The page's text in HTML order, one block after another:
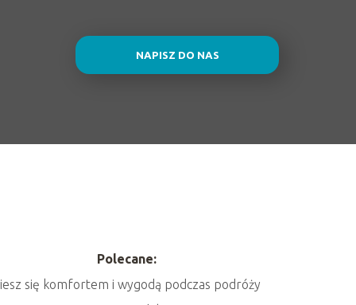
NAPISZ DO NAS
Polecane:
się komfortem i wygodą podczas podróży